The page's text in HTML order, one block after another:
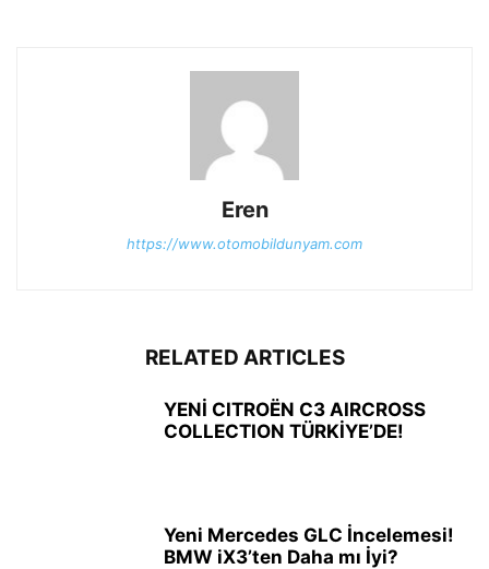
Eren
https://www.otomobildunyam.com
RELATED ARTICLES
YENİ CITROËN C3 AIRCROSS
COLLECTION TÜRKİYE’DE!
Yeni Mercedes GLC İncelemesi!
BMW iX3’ten Daha mı İyi?